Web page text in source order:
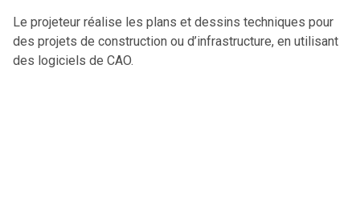
Le projeteur réalise les plans et dessins techniques pour
des projets de construction ou d’infrastructure, en utilisant
des logiciels de CAO.